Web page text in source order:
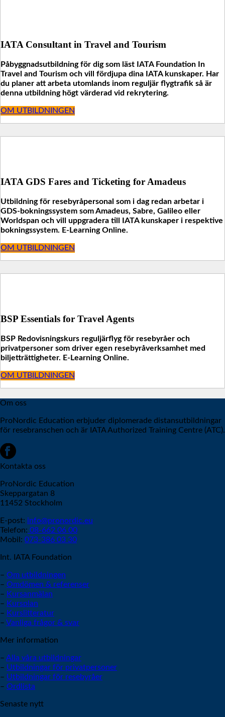
IATA Consultant in Travel and Tourism
Påbyggnadsutbildning för dig som läst IATA Foundation In
Travel and Tourism och vill fördjupa dina IATA kunskaper. Har
du planer att arbeta utomlands inom reguljär flygtrafik så är
denna utbildning högt värderad vid rekrytering.
OM UTBILDNINGEN
IATA GDS Fares and Ticketing for Amadeus
Utbildning för resebyråpersonal som i dag redan arbetar i
GDS-bokningssystem som Amadeus, Sabre, Galileo eller
Worldspan och vill uppgradera till IATA kunskaper i respektive
bokningssystem. E-Learning Online.
OM UTBILDNINGEN
BSP Essentials for Travel Agents
BSP Redovisningskurs reguljärflyg för resebyråer och
privatpersoner som driver egen resebyråverksamhet med
biljetträttigheter. E-Learning Online.
OM UTBILDNINGEN
Om oss
ProNordic Education erbjuder diplomerade distansutbildningar
för resebranschen och är IATA Authorized Training Centre (ATC).
Kontakta oss
ProNordic Education
Skeppargatan 8
11452 Stockholm
E-post: info@pronordic.eu
Telefon: 08-662 06 00
Mobil: 073-386 03 30
Int. IATA Foundation
– Om utbildningen
– Omdömen & referenser
– Kursanmälan
– Kursplan
– Kurslitteratur
– Vanliga frågor & svar
Mer information
– Alla våra utbildningar
– Utbildningar för privatpersoner
– Utbildningar för resebyråer
– Ordlista
Senaste nytt